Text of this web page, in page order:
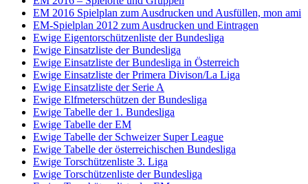
EM 2016 Spielplan zum Ausdrucken und Ausfüllen, mon ami
EM-Spielplan 2012 zum Ausdrucken und Eintragen
Ewige Eigentorschützenliste der Bundesliga
Ewige Einsatzliste der Bundesliga
Ewige Einsatzliste der Bundesliga in Österreich
Ewige Einsatzliste der Primera Divison/La Liga
Ewige Einsatzliste der Serie A
Ewige Elfmeterschützen der Bundesliga
Ewige Tabelle der 1. Bundesliga
Ewige Tabelle der EM
Ewige Tabelle der Schweizer Super League
Ewige Tabelle der österreichischen Bundesliga
Ewige Torschützenliste 3. Liga
Ewige Torschützenliste der Bundesliga